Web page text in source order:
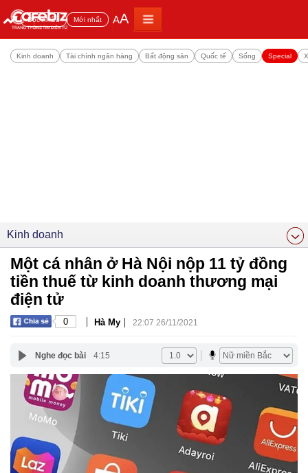
Đọc nhiều Mới nhất AA
Kinh doanh Tài chính ngân hàng Bất động sản Quốc tế Sống Special
Kinh doanh
Một cá nhân ở Hà Nội nộp 11 tỷ đồng
tiền thuế từ kinh doanh thương mại
điện tử
0 | Hà My | 22:07 26/11/2021
Nghe đọc bài 4:15